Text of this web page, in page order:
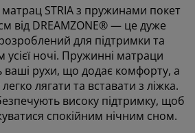
STRIA з пружинами покет
від DREAMZONE® — це дуже
для підтримки та
ночі. Пружинні матраци
рухи, що додає комфорту, а
лягати та вставати з ліжка.
високу підтримку, щоб
спокійним нічним сном.